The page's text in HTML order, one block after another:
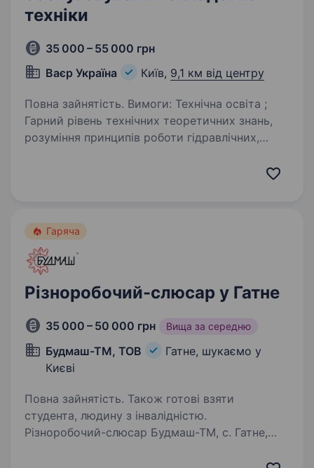
техніки
35 000 – 55 000 грн
Ваєр Україна
Київ, 9,1 км від центру
Повна зайнятість. Вимоги: Технічна освіта ;
Гарний рівень технічних теоретичних знань,
розуміння принципів роботи гідравлічних,
Наявність водійського посвідчення категорії
Гаряча
Різноробочий-слюсар у Гатне
35 000 – 50 000 грн Вища за середню
Будмаш-ТМ, ТОВ
Гатне, шукаємо у
Києві
Повна зайнятість. Також готові взяти
студента, людину з інвалідністю.
Різноробочий-слюсар Будмаш-ТМ, с. Гатне,